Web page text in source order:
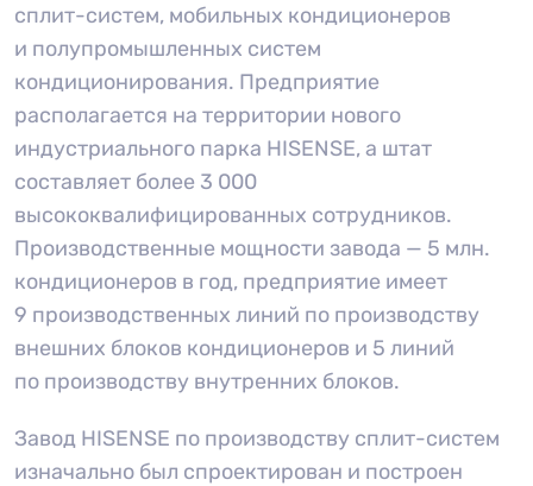
сплит-систем, мобильных кондиционеров
и полупромышленных систем
кондиционирования. Предприятие
располагается на территории нового
индустриального парка HISENSE, а штат
составляет более 3 000
высококвалифицированных сотрудников.
Производственные мощности завода — 5 млн.
кондиционеров в год, предприятие имеет
9 производственных линий по производству
внешних блоков кондиционеров и 5 линий
по производству внутренних блоков.
Завод HISENSE по производству сплит-систем
изначально был спроектирован и построен